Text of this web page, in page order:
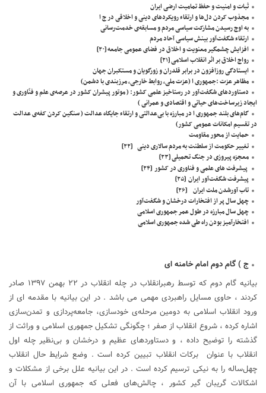
ثبات و امنیت و حفظ تمامیت ارضی ایران
مجذوب کردن دل‌ها و ارتقاء رویکردهای دینی و اخلاقی در ج ا
به اوج رسیدن مشارکت سیاسی مردم و مسابقه‌ی خدمت‌رسانی
ارتقاء شگفت‌آور بینش سیاسی آحاد مردم
افزایش چشمگیر معنویت و اخلاق در فضای عمومی جامعه[۲۰]
رواج اخلاق بر اثر انقلاب اسلامی[۲۱]
ایستادگی روزافزون در برابر قلدران و زورگویان و مستکبران جهان
مظاهر عزت :جمهوری ا (عزت ملی، روابط خارجی، مرزبندی با دشمن)
دستاوردهای شگفت‌آور در رستاخیز علمی کشور: ( موتور پیشران کشور در عرصه‌ی علم و فنّاوری و
ایجاد زیرساخت‌های حیاتی و اقتصادی و عمرانی )
گام‌های بلند جمهوری ا در مبارزه با بی‌عدالتی و ارتقاء جایگاه عدالت ( سنگین کردن کفه‌ی عدالت
در تقسیم امکانات عمومی کشور)
حمایت از محور مقاومت
تغییر حکومت از سلطنت به مردم سالاری دینی [۲۲]
معجزه پیروزی در جنگ تحمیلی[۲۳]
پیشرفت های علمی و فناوری در کشور [۲۴]
پیشرفت شگفت‌آور ایران [۲۵]
تاب آورشدن ملت ایران [۲۶]
چهل سال پر از افتخارات درخشان و شگفت‌آور
چهل سال مبارزه در طول عمر جمهوری اسلامی
افتخارآمیز بودن راه طی شده جمهوری اسلامی
ج ) گام دوم امام خامنه ای
بیانیه گام دوم که توسط رهبرانقلاب در چله انقلاب در ۲۲ بهمن ۱۳۹۷ صادر
کردند ، حاوی مسایل راهبردی مهمی می باشد . در این بیانیه با مقدمه ای از
ورود انقلاب اسلامی به دومین مرحله‌‌ی خودسازی، جامعه‌پردازی و تمدن‌سازی
اشاره کرده ، شروع انقلاب از صفر ؛ چگونگی تشکیل جمهوری اسلامی و وراثت از
گذشته را توضیح داده ، و دستاوردهای عظیم و درخشان و بی‌نظیر چله اول
انقلاب با عنوان برکات انقلاب تبیین کرده است . وضع شرایط حال انقلاب
چهل‌ساله را به نیکی ترسیم کرده است . در این بیانیه علل برخی از مشکلات و
اشکالات گریبان گیر کشور ، چالش‌های فعلی که جمهوری اسلامی با آن